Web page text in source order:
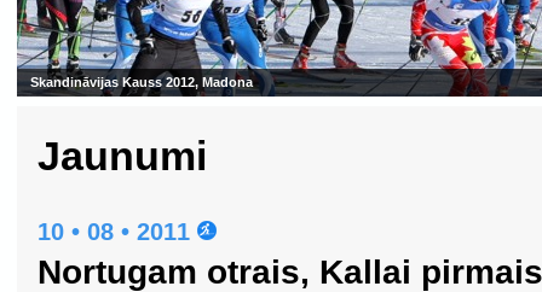
Skandināvijas Kauss 2012, Madona
Jaunumi
10 • 08 • 2011
Nortugam otrais, Kallai